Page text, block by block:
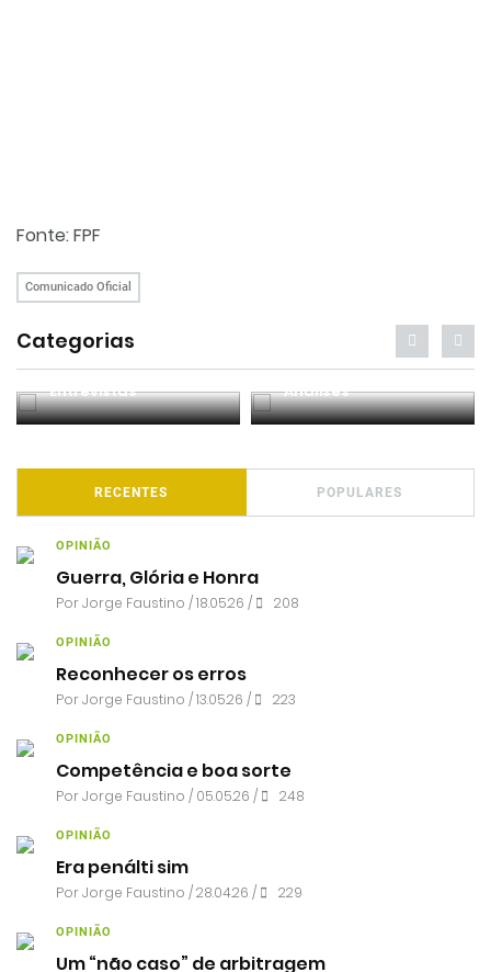
Fonte: FPF
Comunicado Oficial
Categorias
Entrevistas Análises
RECENTES POPULARES
OPINIÃO
Guerra, Glória e Honra
PorJorge Faustino / 18.05.26 / 208
OPINIÃO
Reconhecer os erros
PorJorge Faustino / 13.05.26 / 223
OPINIÃO
Competência e boa sorte
PorJorge Faustino / 05.05.26 / 248
OPINIÃO
Era penálti sim
PorJorge Faustino / 28.04.26 / 229
OPINIÃO
Um “não caso” de arbitragem